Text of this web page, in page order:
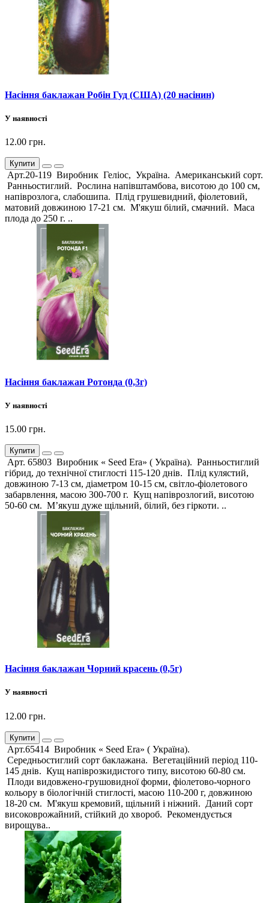
Насіння баклажан Робін Гуд (США) (20 насінин)
У наявності
12.00 грн.
Купити
Арт.20-119 Виробник Геліос, Україна. Американський сорт.
Ранньостиглий. Рослина напівштамбова, висотою до 100 см,
напіврозлога, слабошипа. Плід грушевидний, фіолетовий,
матовий довжиною 17-21 см. М'якуш білий, смачний. Маса
плода до 250 г. ..
Насіння баклажан Ротонда (0,3г)
У наявності
15.00 грн.
Купити
Арт. 65803 Виробник « Seed Era» ( Україна). Ранньостиглий
гібрид, до технічної стиглості 115-120 днів. Плід кулястий,
довжиною 7-13 см, діаметром 10-15 см, світло-фіолетового
забарвлення, масою 300-700 г. Кущ напіврозлогий, висотою
50-60 см. М’якуш дуже щільний, білий, без гіркоти. ..
Насіння баклажан Чорний красень (0,5г)
У наявності
12.00 грн.
Купити
Арт.65414 Виробник « Seed Era» ( Україна).
Середньостиглий сорт баклажана. Вегетаційний період 110-
145 днів. Кущ напіврозкидистого типу, висотою 60-80 см.
Плоди видовжено-грушовидної форми, фіолетово-чорного
кольору в біологічній стиглості, масою 110-200 г, довжиною
18-20 см. М'якуш кремовий, щільний і ніжний. Даний сорт
високоврожайний, стійкий до хвороб. Рекомендується
вирощува..